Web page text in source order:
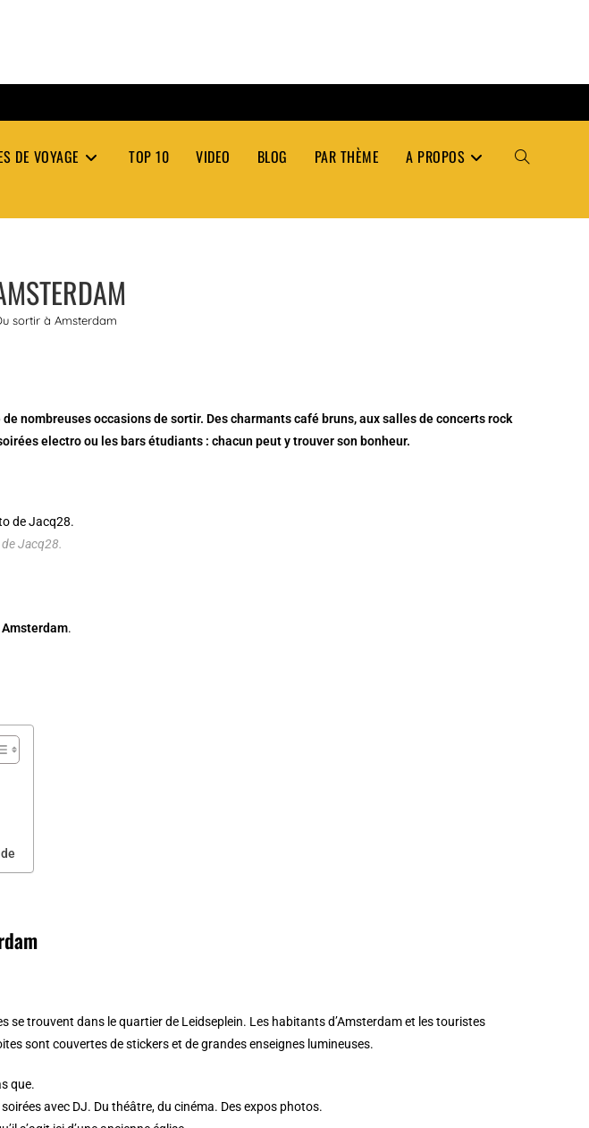
DE VOYAGE TOP 10 VIDEO BLOG PAR THÈME A PROPOS TOGGLE
sortir à Amsterdam
nombreuses occasions de sortir. Des charmants café bruns, aux salles de concerts rock
electro ou les bars étudiants : chacun peut y trouver son bonheur.
Jacq28.
.
se trouvent dans le quartier de Leidseplein. Les habitants d’Amsterdam et les touristes
sont couvertes de stickers et de grandes enseignes lumineuses.
que.
avec DJ. Du théâtre, du cinéma. Des expos photos.